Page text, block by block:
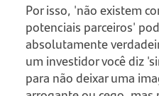
Por isso, 'não existem
potenciais parceiros'
absolutamente
um investidor você diz
para não deixar uma